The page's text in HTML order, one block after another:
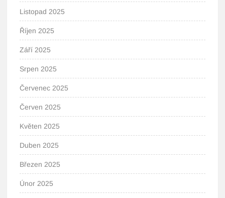
Listopad 2025
Říjen 2025
Září 2025
Srpen 2025
Červenec 2025
Červen 2025
Květen 2025
Duben 2025
Březen 2025
Únor 2025